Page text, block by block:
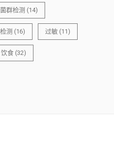
群检测 (14)
测 (16) 过敏 (11)
饮食 (32)